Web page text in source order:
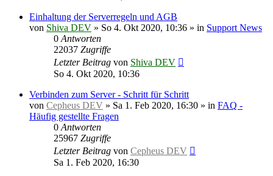
Einhaltung der Serverregeln und AGB
von Shiva DEV » So 4. Okt 2020, 10:36 » in Support News
0 Antworten
22037 Zugriffe
Letzter Beitrag von Shiva DEV
So 4. Okt 2020, 10:36
Verbinden zum Server - Schritt für Schritt
von Cepheus DEV » Sa 1. Feb 2020, 16:30 » in FAQ -
Häufig gestellte Fragen
0 Antworten
25967 Zugriffe
Letzter Beitrag von Cepheus DEV
Sa 1. Feb 2020, 16:30